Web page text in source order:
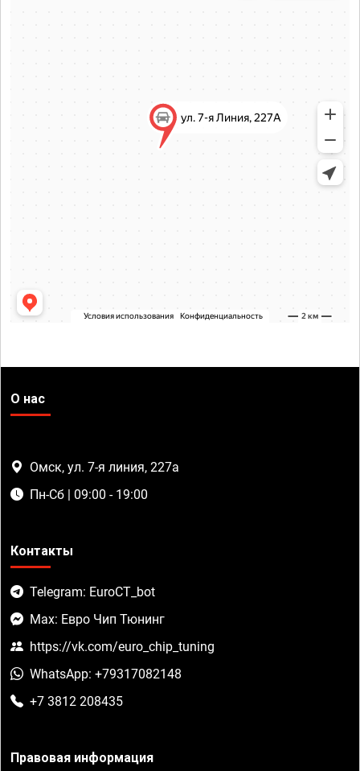
О нас
Омск, ул. 7-я линия, 227а
Пн-Сб | 09:00 - 19:00
Контакты
Telegram: EuroCT_bot
Max: Евро Чип Тюнинг
https://vk.com/euro_chip_tuning
WhatsApp: +79317082148
+7 3812 208435
Правовая информация